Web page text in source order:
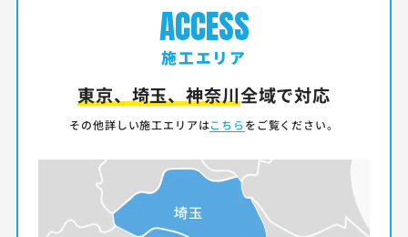
ACCESS
施工エリア
東京、埼玉、神奈川全域で対応
その他詳しい施工エリアはこちらをご覧ください。